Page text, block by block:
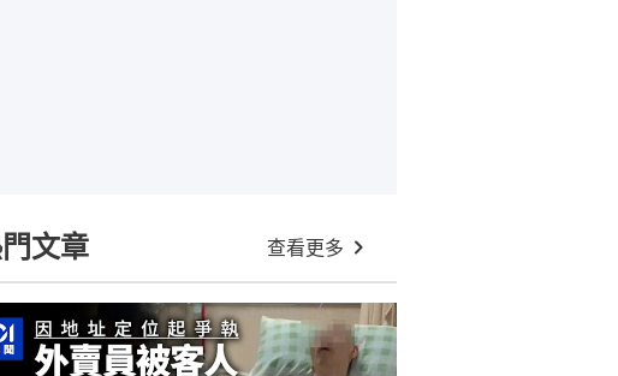
文章 查看更多